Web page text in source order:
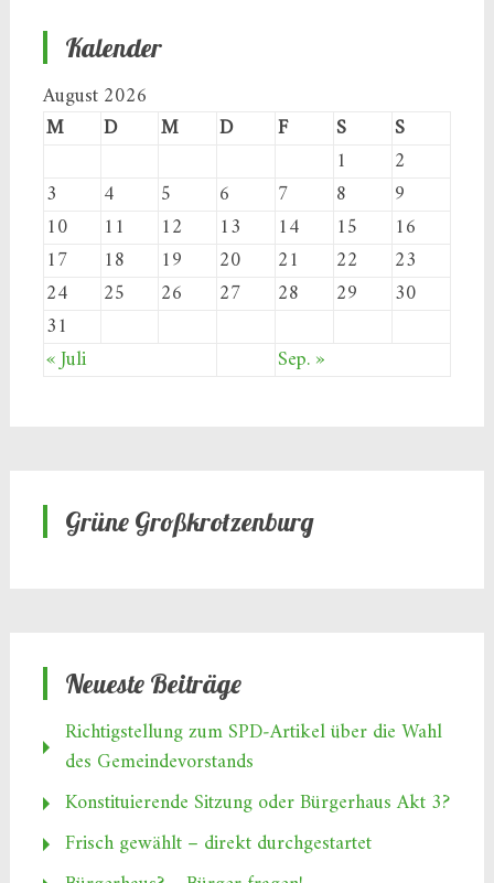
Kalender
August 2026
M
D M D F S
S
1
2
3
4 5 6 7 8
9
10
11 12 13 14 15
16
17
18 19 20 21 22
23
24
25 26 27 28 29
30
31
« Juli
Sep. »
Grüne Großkrotzenburg
Neueste Beiträge
Richtigstellung zum SPD‑Artikel über die Wahl
des Gemeindevorstands
Konstituierende Sitzung oder Bürgerhaus Akt 3?
Frisch gewählt – direkt durchgestartet